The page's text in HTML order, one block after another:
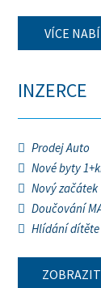
VÍCE
INZERCE
Prodej Auto
Nové byty
Nový začátek
Doučování
Hlídání dítěte